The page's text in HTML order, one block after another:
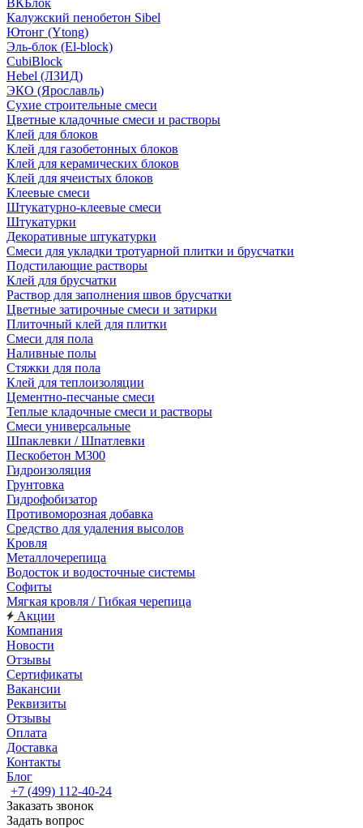
ВКБлок
Калужский пенобетон Sibel
Ютонг (Ytong)
Эль-блок (El-block)
CubiBlock
Hebel (ЛЗИД)
ЭКО (Ярославль)
Сухие строительные смеси
Цветные кладочные смеси и растворы
Клей для блоков
Клей для газобетонных блоков
Клей для керамических блоков
Клей для ячеистых блоков
Клеевые смеси
Штукатурно-клеевые смеси
Штукатурки
Декоративные штукатурки
Смеси для укладки тротуарной плитки и брусчатки
Подстилающие растворы
Клей для брусчатки
Раствор для заполнения швов брусчатки
Цветные затирочные смеси и затирки
Плиточный клей для плитки
Смеси для пола
Наливные полы
Стяжки для пола
Клей для теплоизоляции
Цементно-песчаные смеси
Теплые кладочные смеси и растворы
Смеси универсальные
Шпаклевки / Шпатлевки
Пескобетон М300
Гидроизоляция
Грунтовка
Гидрофобизатор
Противоморозная добавка
Средство для удаления высолов
Кровля
Металлочерепица
Водосток и водосточные системы
Софиты
Мягкая кровля / Гибкая черепица
Акции
Компания
Новости
Отзывы
Сертификаты
Вакансии
Реквизиты
Отзывы
Оплата
Доставка
Контакты
Блог
+7 (499) 112-40-24
Заказать звонок
Задать вопрос